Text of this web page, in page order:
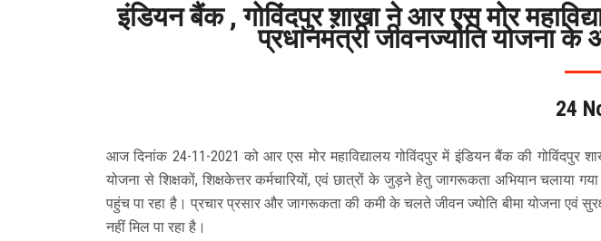
इंडियन बैंक , गोविंदपुर शाखा ने आर एस मोर
प्रधानमंत्री जीवनज्योति योजना
24
आज दिनांक 24-11-2021 को आर एस मोर महाविद्यालय गोविंदपुर में इंडियन बैंक की गोविंदपुर
योजना से शिक्षकों, शिक्षकेत्तर कर्मचारियों, एवं छात्रों के जुड़ने हेतु जागरूकता अभियान चलाया
पहुंच पा रहा है। प्रचार प्रसार और जागरूकता की कमी के चलते जीवन ज्योति बीमा योजना एवं
नहीं मिल पा रहा है।